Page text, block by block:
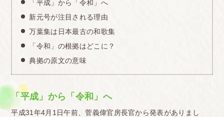
「平成」から「令和」へ
新元号が注目される理由
万葉集は日本最古の和歌集
「令和」の根拠はどこに？
典拠の原文の意味
「平成」から「令和」へ
平成31年4月1日午前、菅義偉官房長官から発表がありまし